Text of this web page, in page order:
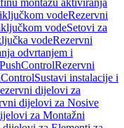
montažu aktiviranja
vodeRezervni
vodeSetovi za
vodeRezervni
odvrtanjem i
Rezervni
Sustavi instalacije i
dijelovi za
dijelovi za Nosive
za Montažni